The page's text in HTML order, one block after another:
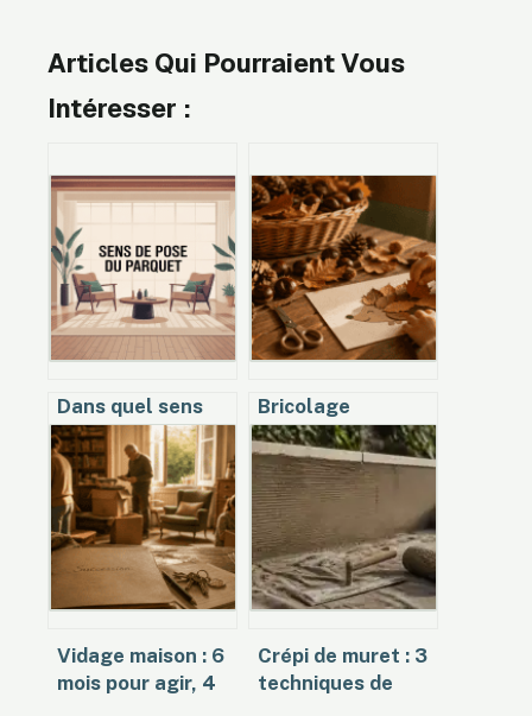
Articles Qui Pourraient Vous
Intéresser :
Dans quel sens
poser le parquet
pour un résultat
vraiment
harmonieux
Bricolage
d’automne en
maternelle : 5
activités
naturelles pour
stimuler la
motricité fine
Vidage maison : 6
mois pour agir, 4
Crépi de muret : 3
techniques de